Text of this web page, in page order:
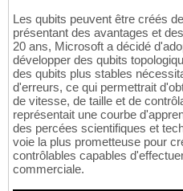
Les qubits peuvent être créés
présentant des avantages et
20 ans, Microsoft a décidé
développer des qubits
des qubits plus stables
d'erreurs, ce qui permettrait
de vitesse, de taille et de
représentait une courbe
des percées scientifiques et
voie la plus prometteuse pour
contrôlables capables
commerciale.